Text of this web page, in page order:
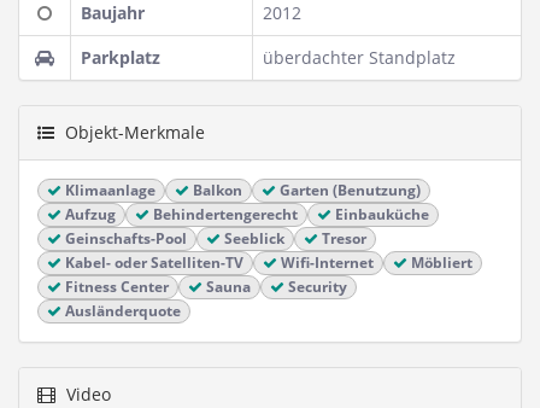
Baujahr
2012
Parkplatz
überdachter Standplatz
Objekt-Merkmale
Klimaanlage Balkon
Garten (Benutzung)
Aufzug
Behindertengerecht
Einbauküche
Geinschafts-Pool
Seeblick
Tresor
Kabel- oder Satelliten-TV
Wifi-Internet
Möbliert
Fitness Center
Sauna
Security
Ausländerquote
Video